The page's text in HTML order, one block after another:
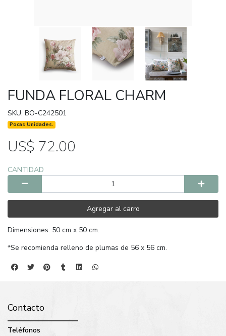
FUNDA FLORAL CHARM
SKU: BO-C242501
Pocas Unidades.
US$ 72.00
CANTIDAD
Agregar al carro
Dimensiones: 50 cm x 50 cm.
*Se recomienda relleno de plumas de 56 x 56 cm.
Contacto
Teléfonos